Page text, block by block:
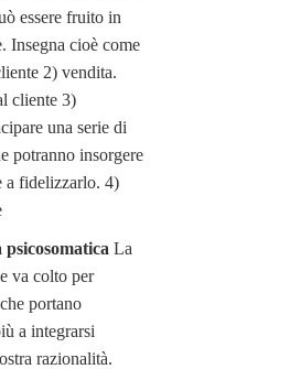
essere fruito in
Insegna cioè come
2) vendita.
cliente 3)
una serie di
potranno insorgere
a fidelizzarlo. 4)
La
va colto per
portano
a integrarsi
razionalità.